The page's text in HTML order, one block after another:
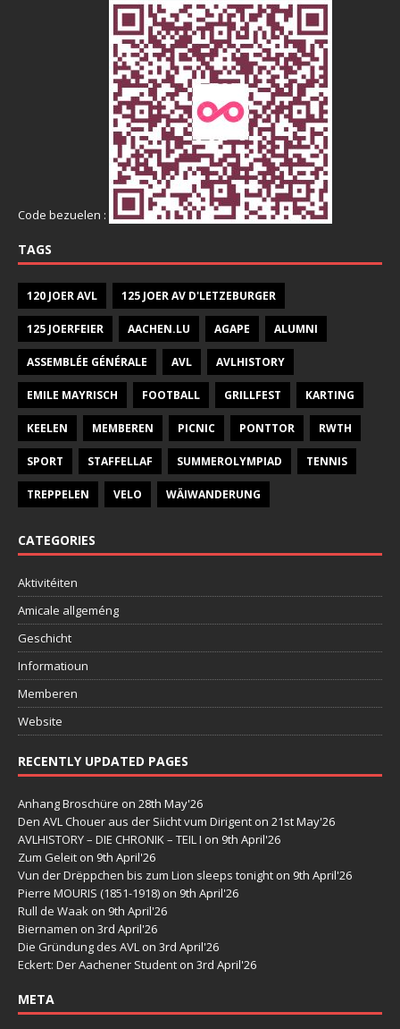
Code bezuelen :
TAGS
120 JOER AVL 125 JOER AV D'LETZEBURGER
125 JOERFEIER AACHEN.LU AGAPE ALUMNI
ASSEMBLÉE GÉNÉRALE AVL AVLHISTORY
EMILE MAYRISCH FOOTBALL GRILLFEST KARTING
KEELEN MEMBEREN PICNIC PONTTOR RWTH
SPORT STAFFELLAF SUMMEROLYMPIAD TENNIS
TREPPELEN VELO WÄIWANDERUNG
CATEGORIES
Aktivitéiten
Amicale allgeméng
Geschicht
Informatioun
Memberen
Website
RECENTLY UPDATED PAGES
Anhang Broschüre on 28th May'26
Den AVL Chouer aus der Siicht vum Dirigent on 21st May'26
AVLHISTORY – DIE CHRONIK – TEIL I on 9th April'26
Zum Geleit on 9th April'26
Vun der Drëppchen bis zum Lion sleeps tonight on 9th April'26
Pierre MOURIS (1851-1918) on 9th April'26
Rull de Waak on 9th April'26
Biernamen on 3rd April'26
Die Gründung des AVL on 3rd April'26
Eckert: Der Aachener Student on 3rd April'26
META